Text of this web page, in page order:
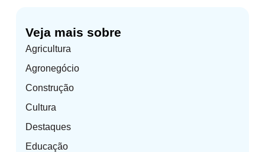
Veja mais sobre
Agricultura
Agronegócio
Construção
Cultura
Destaques
Educação